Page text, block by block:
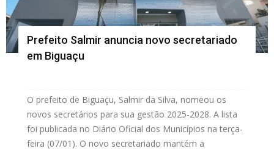
Prefeito Salmir anuncia novo secretariado
em Biguaçu
O prefeito de Biguaçu, Salmir da Silva, nomeou os
novos secretários para sua gestão 2025-2028. A lista
foi publicada no Diário Oficial dos Municípios na terça-
feira (07/01). O novo secretariado mantém a